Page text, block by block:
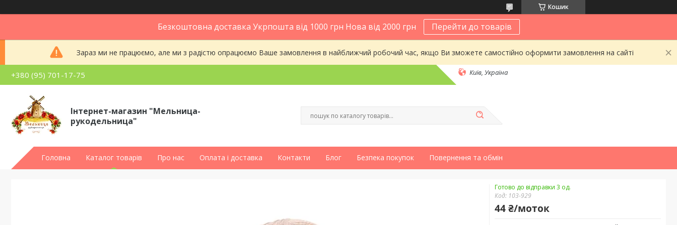
Кошик
Безкоштовна доставка Укрпошта від 1000 грн Нова від 2000 грн Перейти до товарів
Зараз ми не працюємо, але ми з радістю опрацюємо Ваше замовлення в найближчий робочий час, якщо Ви зможете самостійно оформити замовлення на сайті
+380 (95) 701-17-75 Київ, Україна
Інтернет-магазин "Мельница-
рукодельница"
Головна Каталог товарів Про нас Оплата і доставка Контакти Блог Безпека покупок Повернення та обмін
Готово до відправки 3 од.
Код: 103-929
44 ₴/моток